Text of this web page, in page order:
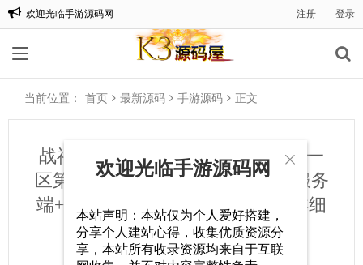
欢迎光临手游源码网 注册 登录
当前位置： 首页 最新源码 手游源码 正文
战神引擎传奇手游【烟雨战神一人一
区第二版-白猪7】最新整理Win系服务
端+GM授权后台+安卓苹果双端+详细
搭建教程
手游源码 2025-04-03 267

欢迎光临手游源码网
本站声明：本站仅为个人爱好搭建，
分享个人建站心得，收集优质资源分
享，本站所有收录资源均来自于互联